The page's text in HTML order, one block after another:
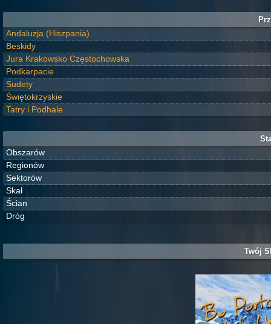
Andaluzja (Hiszpania)
Beskidy
Jura Krakowsko Częstochowska
Podkarpacie
Sudety
Świętokrzyskie
Tatry i Podhale
Obszarów
Regionów
Sektorów
Skał
Ścian
Dróg
Twój